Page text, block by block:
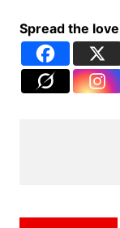
Spread the love